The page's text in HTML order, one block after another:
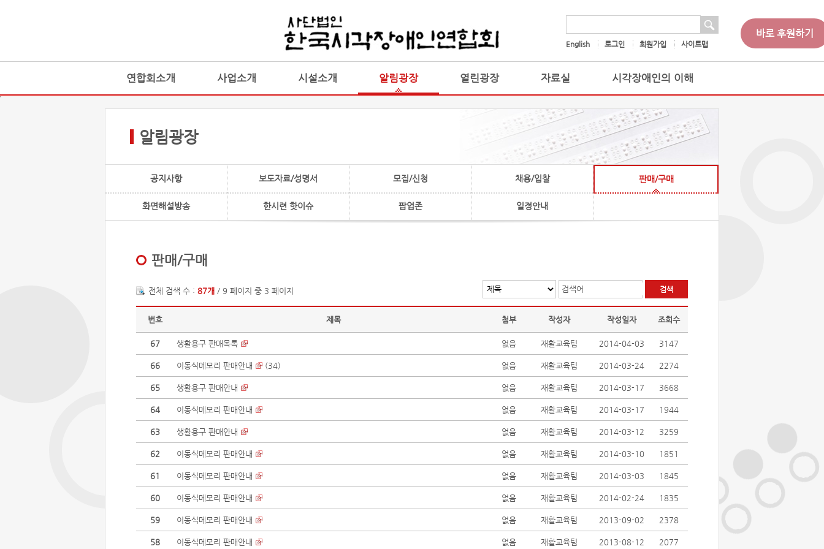
English 로그인 회원가입 사이트맵
바로 후원하기
연합회소개 사업소개 시설소개 알림광장 열린광장 자료실 시각장애인의 이해
알림광장
공지사항 보도자료/성명서 모집/신청 채용/입찰 판매/구매
화면해설방송 한시련 핫이슈 팝업존 일정안내
판매/구매
검색어
전체 검색 수 : 87개 / 9 페이지 중 3 페이지
번호 제목 첨부 작성자 작성일자 조회수
67 생활용구 판매목록 없음 재활교육팀 2014-04-03 3147
66 이동식메모리 판매안내 (34) 없음 재활교육팀 2014-03-24 2274
65 생활용구 판매안내 없음 재활교육팀 2014-03-17 3668
64 이동식메모리 판매안내 없음 재활교육팀 2014-03-17 1944
63 생활용구 판매안내 없음 재활교육팀 2014-03-12 3259
62 이동식메모리 판매안내 없음 재활교육팀 2014-03-10 1851
61 이동식메모리 판매안내 없음 재활교육팀 2014-03-03 1845
60 이동식메모리 판매안내 없음 재활교육팀 2014-02-24 1835
59 이동식메모리 판매안내 없음 재활교육팀 2013-09-02 2378
58 이동식메모리 판매안내 없음 재활교육팀 2013-08-12 2077